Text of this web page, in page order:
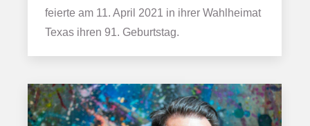
feierte am 11. April 2021 in ihrer Wahlheimat
Texas ihren 91. Geburtstag.